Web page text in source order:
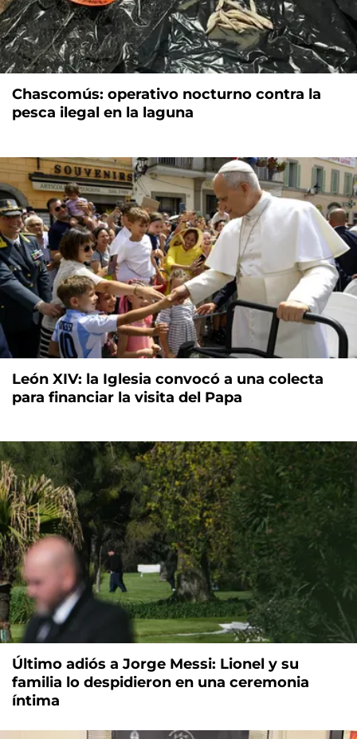
Chascomús: operativo nocturno contra la
pesca ilegal en la laguna
León XIV: la Iglesia convocó a una colecta
para financiar la visita del Papa
Último adiós a Jorge Messi: Lionel y su
familia lo despidieron en una ceremonia
íntima